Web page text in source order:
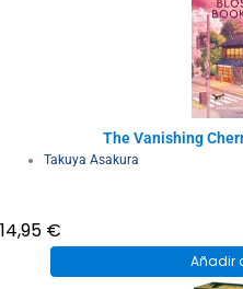
The Vanishing
Takuya Asakura
14,95 €
Añadir